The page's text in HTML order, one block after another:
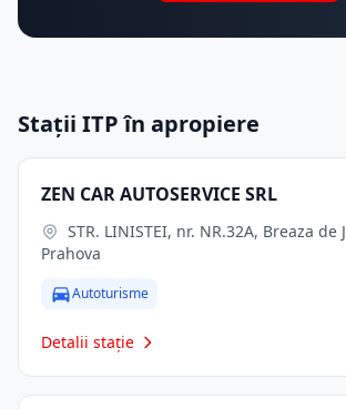
Stații ITP în apropiere
ZEN CAR AUTOSERVICE SRL
Prahova
Autoturisme
Detalii stație